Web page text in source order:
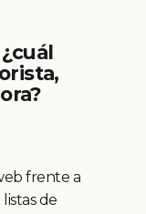
frente a
de